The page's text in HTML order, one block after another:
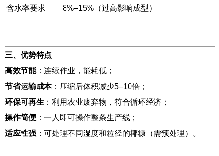
含水率要求 8%–15%（过高影响成型）
三、优势特点
高效节能：连续作业，能耗低；
节省运输成本：压缩后体积减少5–10倍；
环保可再生 ：利用农业废弃物，符合循环经济；
操作简便 ：一人即可操作整条生产线；
适应性强 ：可处理不同湿度和粒径的椰糠（需预处理）。